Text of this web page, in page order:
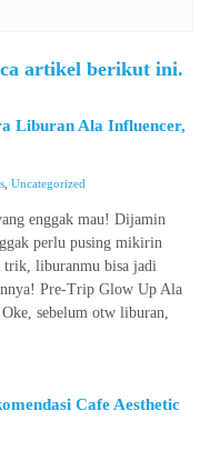
artikel berikut ini.
Liburan Ala Influencer,
Uncategorized
enggak mau! Dijamin
perlu pusing mikirin
trik, liburanmu bisa jadi
Pre-Trip Glow Up Ala
sebelum otw liburan,
Cafe Aesthetic